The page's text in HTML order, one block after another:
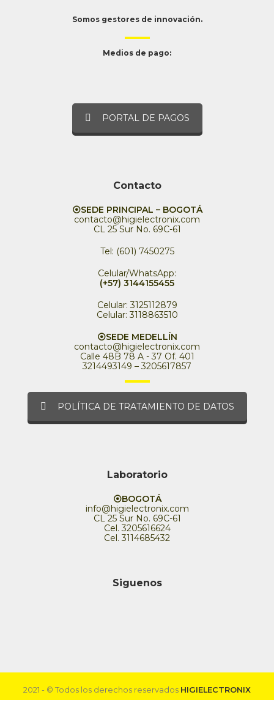
Somos gestores de innovación.
Medios de pago:
PORTAL DE PAGOS
Contacto
⦿SEDE PRINCIPAL – BOGOTÁ
contacto@higielectronix.com
CL 25 Sur No. 69C-61
Tel: (601) 7450275
Celular/WhatsApp:
(+57) 3144155455
Celular: 3125112879
Celular: 3118863510
⦿SEDE MEDELLÍN
contacto@higielectronix.com
Calle 48B 78 A - 37 Of. 401
3214493149 – 3205617857
POLÍTICA DE TRATAMIENTO DE DATOS
Laboratorio
⦿BOGOTÁ
info@higielectronix.com
CL 25 Sur No. 69C-61
Cel. 3205616624
Cel. 3114685432
Siguenos
2021 - © Todos los derechos reservados HIGIELECTRONIX